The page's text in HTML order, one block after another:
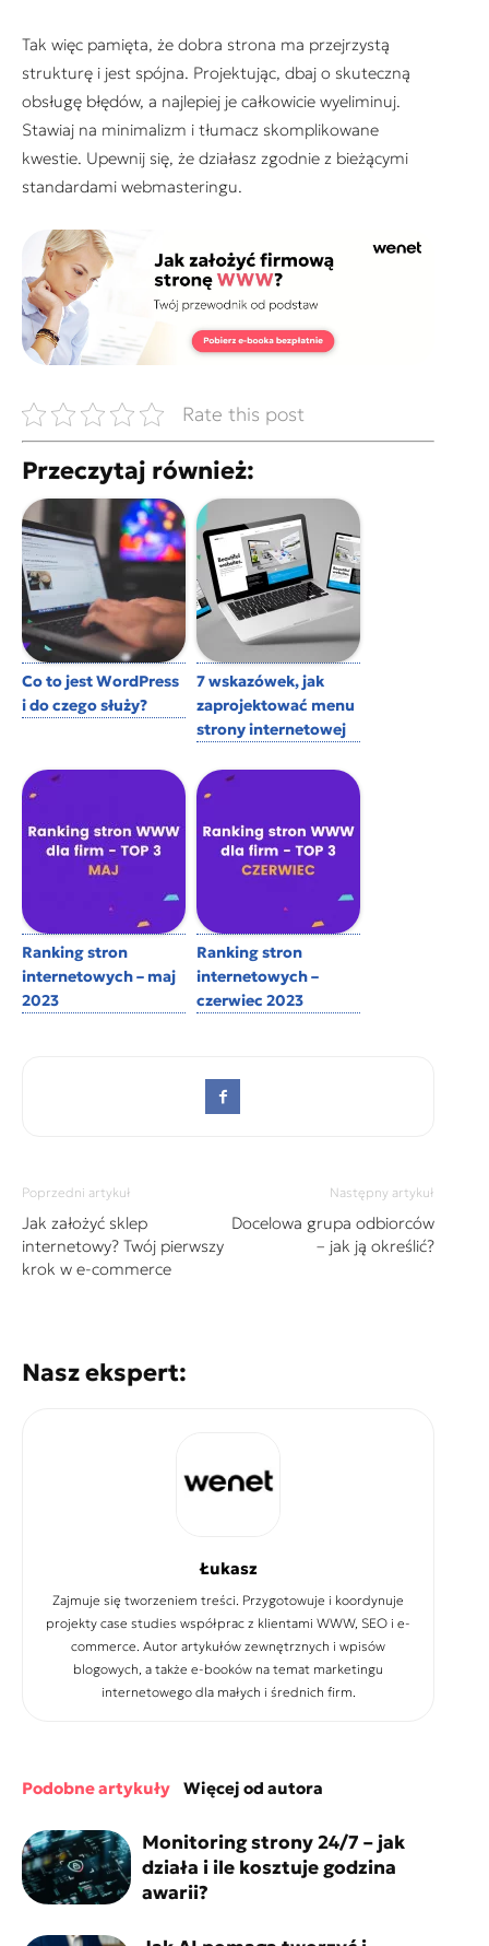
Tak więc pamięta, że dobra strona ma przejrzystą
strukturę i jest spójna. Projektując, dbaj o skuteczną
obsługę błędów, a najlepiej je całkowicie wyeliminuj.
Stawiaj na minimalizm i tłumacz skomplikowane
kwestie. Upewnij się, że działasz zgodnie z bieżącymi
standardami webmasteringu.
Rate this post
Przeczytaj również:
Co to jest WordPress
i do czego służy?
7 wskazówek, jak
zaprojektować menu
strony internetowej
Ranking stron
internetowych – maj
2023
Ranking stron
internetowych –
czerwiec 2023
Poprzedni artykuł
Jak założyć sklep
internetowy? Twój pierwszy
krok w e-commerce
Następny artykuł
Docelowa grupa odbiorców
– jak ją określić?
Nasz ekspert:
Łukasz
Zajmuje się tworzeniem treści. Przygotowuje i koordynuje
projekty case studies współprac z klientami WWW, SEO i e-
commerce. Autor artykułów zewnętrznych i wpisów
blogowych, a także e-booków na temat marketingu
internetowego dla małych i średnich firm.
podobne artykuły więcej od autora
Monitoring strony 24/7 – jak
działa i ile kosztuje godzina
awarii?